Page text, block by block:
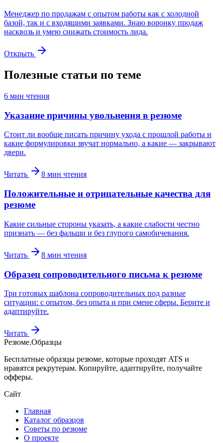
Менеджер по продажам с опытом работы как с холодной
базой, так и с входящими заявками. Знаю воронку продаж
насквозь и умею снижать стоимость лида.
Открыть
Полезные статьи по теме
6 мин чтения
Указание причины увольнения в резюме
Стоит ли вообще писать причину ухода с прошлой работы и
какие формулировки звучат нормально, а какие — закрывают
двери.
Читать 8 мин чтения
Положительные и отрицательные качества для
резюме
Какие сильные стороны указать, а какие слабости честно
признать — без фальши и без глупого самобичевания.
Читать 8 мин чтения
Образец сопроводительного письма к резюме
Три готовых шаблона сопроводительных под разные
ситуации: с опытом, без опыта и при смене сферы. Берите и
адаптируйте.
Читать
Резюме.Образцы
Бесплатные образцы резюме, которые проходят ATS и
нравятся рекрутерам. Копируйте, адаптируйте, получайте
офферы.
Сайт
Главная
Каталог образцов
Советы по резюме
О проекте